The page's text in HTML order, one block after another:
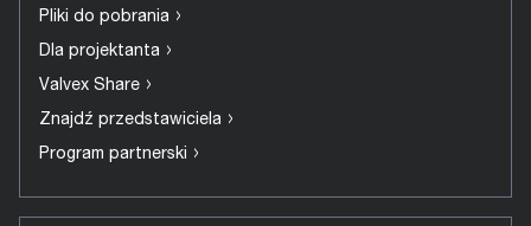
Pliki do pobrania ›
Dla projektanta ›
Valvex Share ›
Znajdź przedstawiciela ›
Program partnerski ›